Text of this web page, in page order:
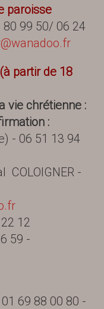
paroisse
80 99 50/ 06 24
partir de 18
vie chrétienne :
:
- 06 51 13 94
-
12
59 -
69 88 00 80 -